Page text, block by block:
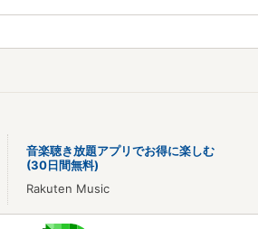
音楽聴き放題アプリでお得に楽しむ
(30日間無料)
Rakuten Music